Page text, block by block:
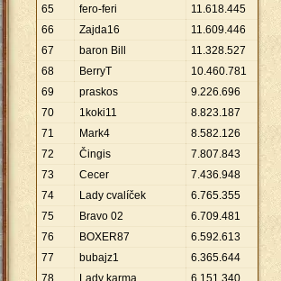
65
fero-feri 11.618.445
66
Zajda16 11.609.446
67
baron Bill 11.328.527
68
BerryT 10.460.781
69
praskos 9.226.696
70
1koki11 8.823.187
71
Mark4 8.582.126
72
Čingis 7.807.843
73
Cecer 7.436.948
74
Lady cvalíček 6.765.355
75
Bravo 02 6.709.481
76
BOXER87 6.592.613
77
bubajz1 6.365.644